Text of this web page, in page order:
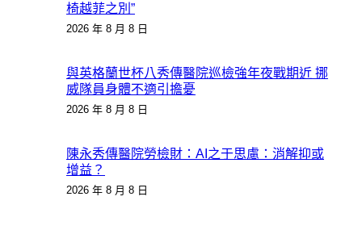
椅越菲之別”
2026 年 8 月 8 日
與英格蘭世杯八秀傳醫院巡檢強年夜戰期近 挪
威隊員身體不適引擔憂
2026 年 8 月 8 日
陳永秀傳醫院勞檢財：AI之于思慮：消解抑或
增益？
2026 年 8 月 8 日